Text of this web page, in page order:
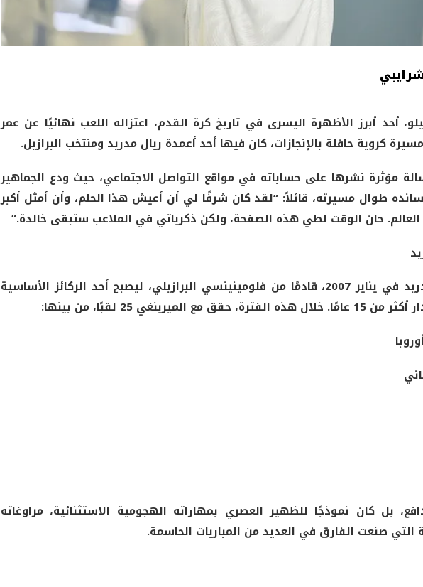
أحد أبرز الأظهرة اليسرى في تاريخ كرة القدم، اعتزاله اللعب نهائيًا عن عمر
مؤثرة نشرها على حساباته في مواقع التواصل الاجتماعي، حيث ودع الجماهير
طوال مسيرته، قائلاً: “لقد كان شرفًا لي أن أعيش هذا الحلم، وأن أمثل أكبر
العالم. حان الوقت لطي هذه الصفحة، ولكن ذكرياتي في الملاعب ستبقى خالدة.”
وصل مارسيلو إلى ريال مدريد في يناير 2007، قادمًا من فلومينينسي البرازيلي، ليصبح أحد الركائز الأساسية
25 لقبًا، من بينها:
بل كان نموذجًا للظهير العصري بمهاراته الهجومية الاستثنائية، مراوغاته
التي صنعت الفارق في العديد من المباريات الحاسمة.